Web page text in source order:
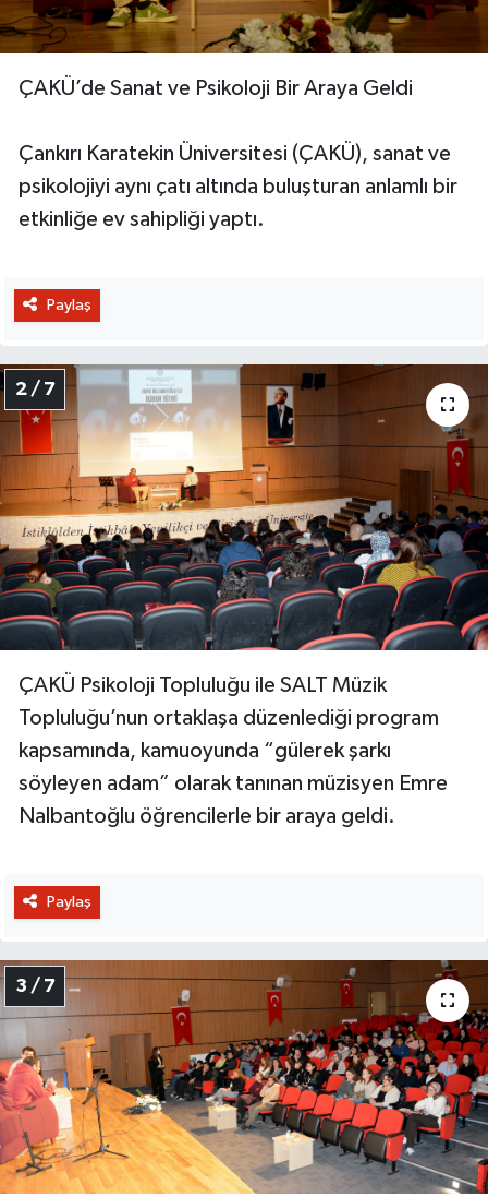
ÇAKÜ’de Sanat ve Psikoloji Bir Araya Geldi
Çankırı Karatekin Üniversitesi (ÇAKÜ), sanat ve
psikolojiyi aynı çatı altında buluşturan anlamlı bir
etkinliğe ev sahipliği yaptı.
Paylaş
2 / 7
ÇAKÜ Psikoloji Topluluğu ile SALT Müzik
Topluluğu’nun ortaklaşa düzenlediği program
kapsamında, kamuoyunda “gülerek şarkı
söyleyen adam” olarak tanınan müzisyen Emre
Nalbantoğlu öğrencilerle bir araya geldi.
Paylaş
3 / 7